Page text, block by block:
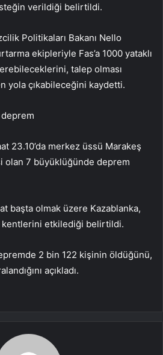
verildiği belirtildi.
Politikaları Bakanı Nello
ekipleriyle Fas’a 1000 yataklı
talep olması
yola çıkabileceğini kaydetti.
23.10’da merkez üssü Marakeş
olan 7 büyüklüğünde deprem
başta olmak üzere Kazablanka,
kentlerini etkilediği belirtildi.
2 bin 122 kişinin öldüğünü,
açıkladı.